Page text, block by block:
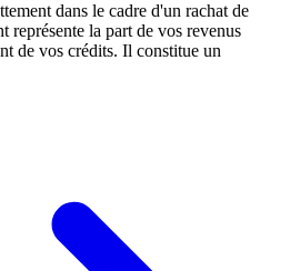
dans le cadre d'un rachat de
représente la part de vos revenus
de vos crédits. Il constitue un